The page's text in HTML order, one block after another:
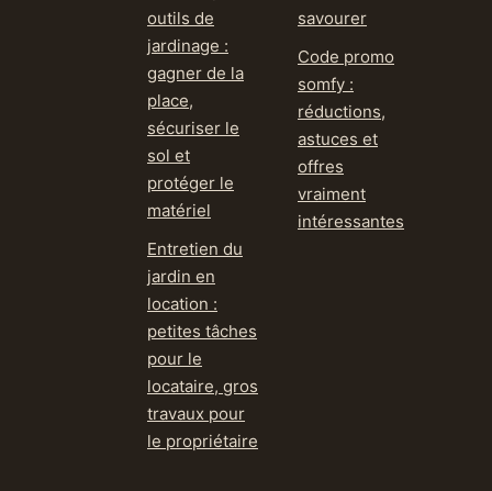
outils de
jardinage :
gagner de la
place,
sécuriser le
sol et
protéger le
matériel
Entretien du
jardin en
location :
petites tâches
pour le
locataire, gros
travaux pour
le propriétaire
savourer
Code promo
somfy :
réductions,
astuces et
offres
vraiment
intéressantes